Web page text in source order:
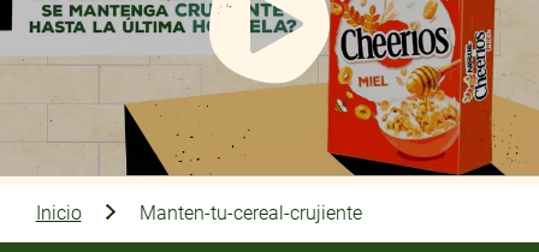
Inicio Manten-tu-cereal-crujiente